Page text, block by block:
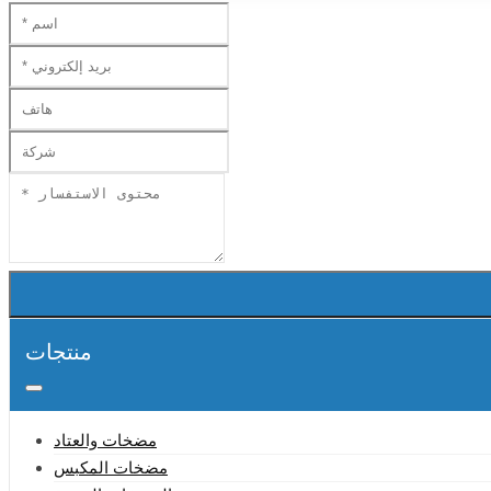
منتجات
مضخات والعتاد
مضخات المكبس